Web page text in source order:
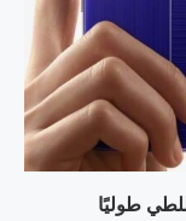
طوليًا